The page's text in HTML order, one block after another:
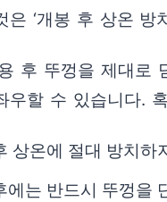
은 ‘개봉 후 상온 방
후 뚜껑을 제대로
우할 수 있습니다.
상온에 절대 방치하
에는 반드시 뚜껑을